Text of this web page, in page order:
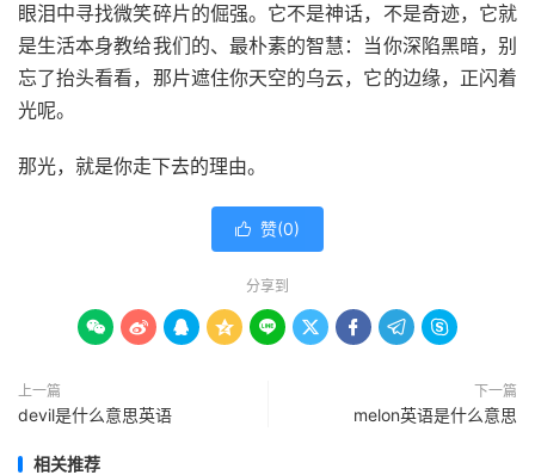
眼泪中寻找微笑碎片的倔强。它不是神话，不是奇迹，它就
是生活本身教给我们的、最朴素的智慧：当你深陷黑暗，别
忘了抬头看看，那片遮住你天空的乌云，它的边缘，正闪着
光呢。
那光，就是你走下去的理由。
 赞(0)
分享到
        
上一篇
devil是什么意思英语
下一篇
melon英语是什么意思
相关推荐